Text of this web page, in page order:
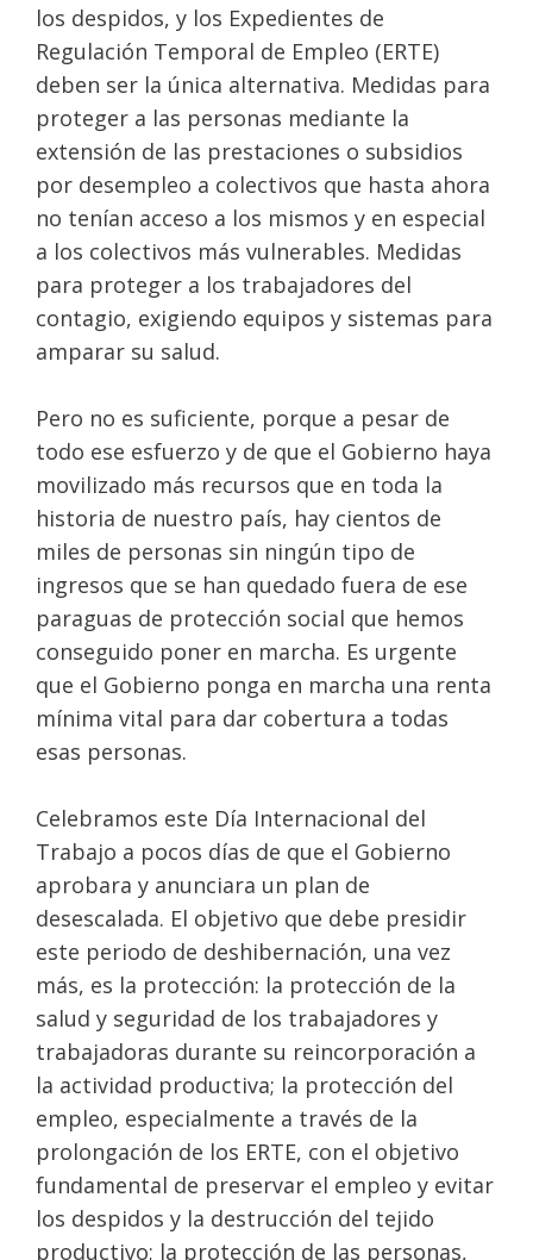
los despidos, y los Expedientes de
Regulación Temporal de Empleo (ERTE)
deben ser la única alternativa. Medidas para
proteger a las personas mediante la
extensión de las prestaciones o subsidios
por desempleo a colectivos que hasta ahora
no tenían acceso a los mismos y en especial
a los colectivos más vulnerables. Medidas
para proteger a los trabajadores del
contagio, exigiendo equipos y sistemas para
amparar su salud.
Pero no es suficiente, porque a pesar de
todo ese esfuerzo y de que el Gobierno haya
movilizado más recursos que en toda la
historia de nuestro país, hay cientos de
miles de personas sin ningún tipo de
ingresos que se han quedado fuera de ese
paraguas de protección social que hemos
conseguido poner en marcha. Es urgente
que el Gobierno ponga en marcha una renta
mínima vital para dar cobertura a todas
esas personas.
Celebramos este Día Internacional del
Trabajo a pocos días de que el Gobierno
aprobara y anunciara un plan de
desescalada. El objetivo que debe presidir
este periodo de deshibernación, una vez
más, es la protección: la protección de la
salud y seguridad de los trabajadores y
trabajadoras durante su reincorporación a
la actividad productiva; la protección del
empleo, especialmente a través de la
prolongación de los ERTE, con el objetivo
fundamental de preservar el empleo y evitar
los despidos y la destrucción del tejido
productivo; la protección de las personas,